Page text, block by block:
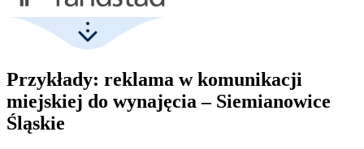
Przykłady: reklama w komunikacji
miejskiej do wynajęcia – Siemianowice
Śląskie